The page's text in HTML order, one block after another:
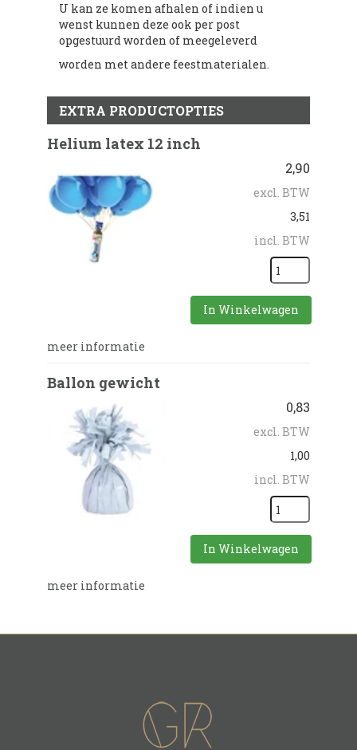
U kan ze komen afhalen of indien u
wenst kunnen deze ook per post
opgestuurd worden of meegeleverd
worden met andere feestmaterialen.
EXTRA PRODUCTOPTIES
Helium latex 12 inch
2,90
excl. BTW
3,51
incl. BTW
In Winkelwagen
meer informatie
Ballon gewicht
0,83
excl. BTW
1,00
incl. BTW
In Winkelwagen
meer informatie